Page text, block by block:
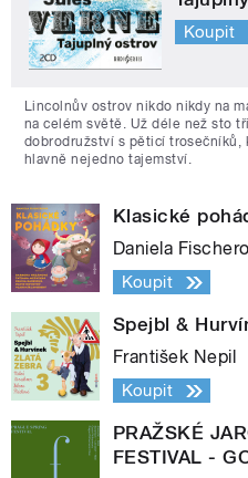
Koupit
Lincolnův ostrov nikdo nikdy na
na celém světě. Už déle než sto
dobrodružství s pěticí trosečníků,
hlavně nejedno tajemství.
Klasické
Daniela
Koupit
Spejbl &
František Nepil
Koupit
PRAŽSKÉ
FESTIVAL -